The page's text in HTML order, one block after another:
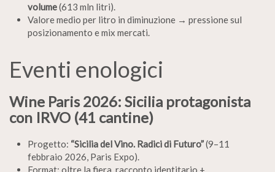
volume(613 mln litri).
Valore medio per litro in diminuzione → pressione sul
posizionamento e mix mercati.
Eventi enologici
Wine Paris 2026: Sicilia protagonista
con IRVO (41 cantine)
Progetto: “Sicilia del Vino. Radici di Futuro”(9–11
febbraio 2026, Paris Expo).
Format: oltre la fiera, racconto identitario +